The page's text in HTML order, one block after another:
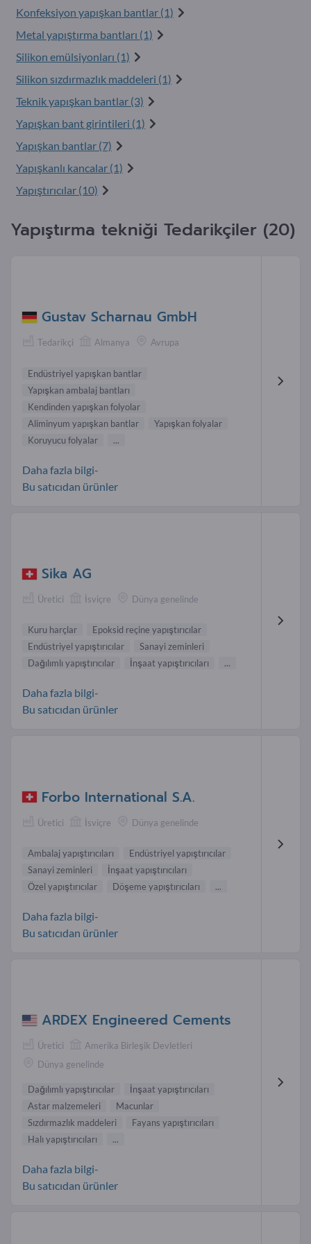
Konfeksiyon yapışkan bantlar (1)
Metal yapıştırma bantları (1)
Silikon emülsiyonları (1)
Silikon sızdırmazlık maddeleri (1)
Teknik yapışkan bantlar (3)
Yapışkan bant girintileri (1)
Yapışkan bantlar (7)
Yapışkanlı kancalar (1)
Yapıştırıcılar (10)
Yapıştırma tekniği Tedarikçiler (20)
Gustav Scharnau GmbH
Tedarikçi Almanya Avrupa
Endüstriyel yapışkan bantlar
Yapışkan ambalaj bantları
Kendinden yapışkan folyolar
Aliminyum yapışkan bantlar
Yapışkan folyalar
Koruyucu folyalar
...
Daha fazla bilgi-
Bu satıcıdan ürünler
Sika AG
Üretici İsviçre Dünya genelinde
Kuru harçlar
Epoksid reçine yapıştırıcılar
Endüstriyel yapıştırıcılar
Sanayi zeminleri
Dağılımlı yapıştırıcılar
İnşaat yapıştırıcıları ...
Daha fazla bilgi-
Bu satıcıdan ürünler
Forbo International S.A.
Üretici İsviçre Dünya genelinde
Ambalaj yapıştırıcıları
Endüstriyel yapıştırıcılar
Sanayi zeminleri
İnşaat yapıştırıcıları
Özel yapıştırıcılar
Döşeme yapıştırıcıları ...
Daha fazla bilgi-
Bu satıcıdan ürünler
ARDEX Engineered Cements
Üretici
Amerika Birleşik Devletleri
Dünya genelinde
Dağılımlı yapıştırıcılar
İnşaat yapıştırıcıları
Astar malzemeleri
Macunlar
Sızdırmazlık maddeleri
Fayans yapıştırıcıları
Halı yapıştırıcıları
...
Daha fazla bilgi-
Bu satıcıdan ürünler